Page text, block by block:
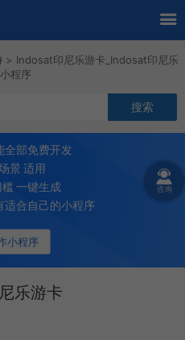
> Indosat印尼乐游卡_Indosat印尼乐
程序
小程序
全部免费开发
景 适用
槛 一键生成
适合自己的小程序
乐游卡